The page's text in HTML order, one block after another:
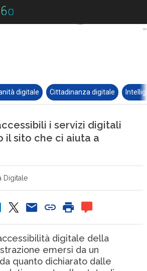
digitale Cittadinanza digitale
i servizi digitali
il sito che ci aiuta a
Digitale
digitale della
emersi da un
quanto dichiarato dalle